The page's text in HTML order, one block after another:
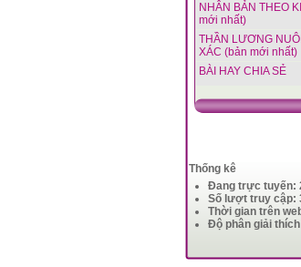
NHÂN BẢN THEO
mới nhất)
THẦN LƯƠNG
XÁC (bản mới nhất)
BÀI HAY CHIA SẺ
Thống kê
Đang trực tuyến:
Số lượt truy cập:
Thời gian trên
Độ phân giải